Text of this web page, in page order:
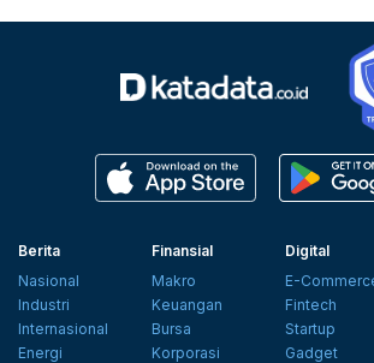
Berita
Nasional
Industri
Internasional
Energi
Finansial
Makro
Keuangan
Bursa
Korporasi
Digital
E-
Fintech
Startup
Gadget